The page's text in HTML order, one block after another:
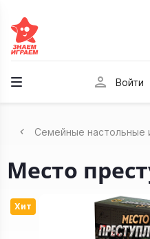
person Войти
Семейные настольные
Место
Хит